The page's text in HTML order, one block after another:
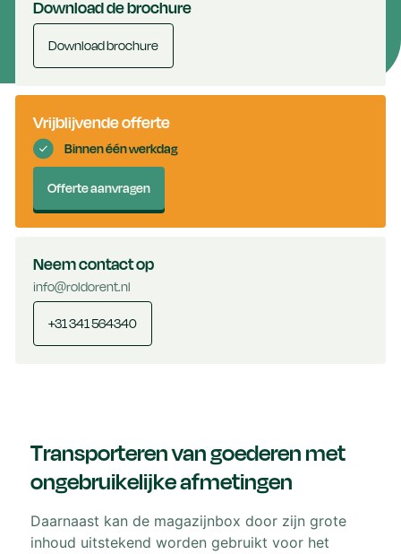
Neem contact op
info@roldorent.nl
+31 341 564340
Vrijblijvende offerte
Binnen één werkdag
Offerte aanvragen
Download de brochure
Download brochure
Transporteren van goederen met
ongebruikelijke afmetingen
Daarnaast kan de magazijnbox door zijn grote
inhoud uitstekend worden gebruikt voor het